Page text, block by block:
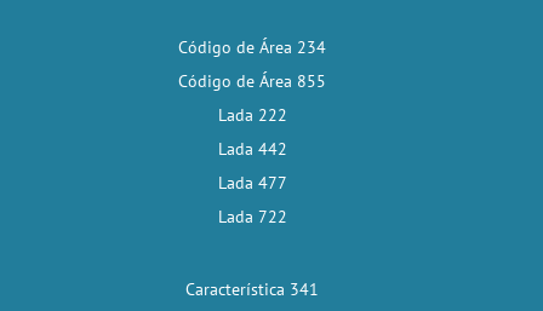
Código de Área 234
Código de Área 855
Lada 222
Lada 442
Lada 477
Lada 722
Característica 341